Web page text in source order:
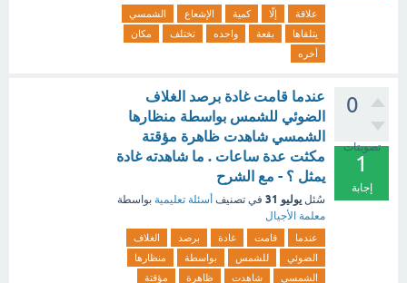
علاقة إلّا كمية الإشعاع
الشمسي
يتلقاها
بقعة واحده تختلف
مكان
أخره
0
تصويتات
1
إجابة
عندما قامت غادة برصد الغلاف
الضوئي للشمس بواسطة منظارها
الشمسي شاهدت ظاهرة مؤقتة
مكثت عدة ساعات . ما شاهدته غادة
يمثل ؟ - مع الشرح
سُئل يوليو 31 في تصنيف أسئلة تعليمية بواسطة
معلمة الأجيال
عندما قامت غادة برصد
الغلاف
الضوئي
للشمس بواسطة
منظارها
الشمسي
شاهدت ظاهرة مؤقتة